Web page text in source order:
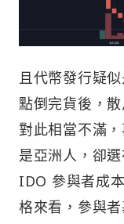
且代幣發行疑
點倒完貨後，
對此相當不滿
是亞洲人，卻
IDO 參與者成
格來看，參與者